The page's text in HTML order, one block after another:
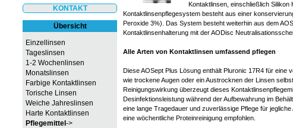
KONTAKT
Übersicht
Einzellinsen
Tageslinsen
1-2 Wochenlinsen
Monatslinsen
Farbige Kontaktlinsen
Torische Linsen
Weiche Jahreslinsen
Harte Kontaktlinsen
Pflegemittel->
Kontaktlinsen, einschließlich Silikon
Kontaktlinsenpflegesystem besteht aus einer
Peroxide 3%). Das System besteht weiterhin aus dem
Kontaktlinsenhalterung mit der AODisc
Alle Arten von Kontaktlinsen umfassend pflegen
Diese AOSept Plus Lösung enthält Pluronic 17R4 für eine
wie trockene Augen oder ein Austrocknen der Linsen
Reinigungswirkung überzeugt dieses
Desinfektionsleistung während der Aufbewahrung im
eine lange Tragedauer und zuverlässige Pflege für
eine wöchentliche Proteinreinigung empfohlen.